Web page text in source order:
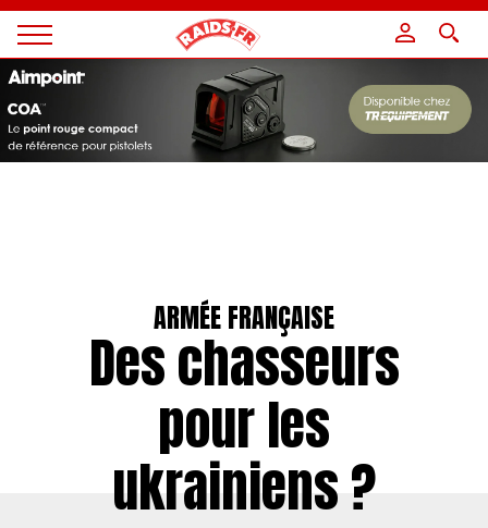
Magazine
Raids
ARMÉE FRANÇAISE
Des chasseurs
pour les
ukrainiens ?
Panneau de gestion des cookies